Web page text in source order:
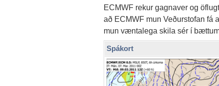
ECMWF rekur gagnaver og
að ECMWF mun Veðurstofan fá
mun væntalega skila sér í
Spákort